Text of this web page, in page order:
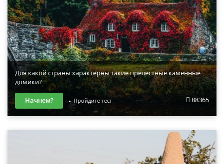
Для какой страны характерны такие прелестные каменные
домики?
88365
Начнем? Пройдите тест